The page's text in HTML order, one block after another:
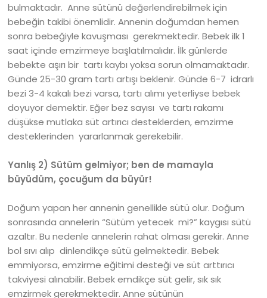
bulmaktadır. Anne sütünü değerlendirebilmek için
bebeğin takibi önemlidir. Annenin doğumdan hemen
sonra bebeğiyle kavuşması gerekmektedir. Bebek ilk 1
saat içinde emzirmeye başlatılmalıdır. İlk günlerde
bebekte aşırı bir tartı kaybı yoksa sorun olmamaktadır.
Günde 25-30 gram tartı artışı beklenir. Günde 6-7 idrarlı
bezi 3-4 kakalı bezi varsa, tartı alımı yeterliyse bebek
doyuyor demektir. Eğer bez sayısı ve tartı rakamı
düşükse mutlaka süt artırıcı desteklerden, emzirme
desteklerinden yararlanmak gerekebilir.
Yanlış 2) Sütüm gelmiyor; ben de mamayla
büyüdüm, çocuğum da büyür!
Doğum yapan her annenin genellikle sütü olur. Doğum
sonrasında annelerin “Sütüm yetecek mi?” kaygısı sütü
azaltır. Bu nedenle annelerin rahat olması gerekir. Anne
bol sıvı alıp dinlendikçe sütü gelmektedir. Bebek
emmiyorsa, emzirme eğitimi desteği ve süt arttırıcı
takviyesi alınabilir. Bebek emdikçe süt gelir, sık sık
emzirmek gerekmektedir. Anne sütünün